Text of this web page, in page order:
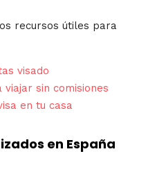
recursos útiles para
visado
sin comisiones
en tu casa
en España